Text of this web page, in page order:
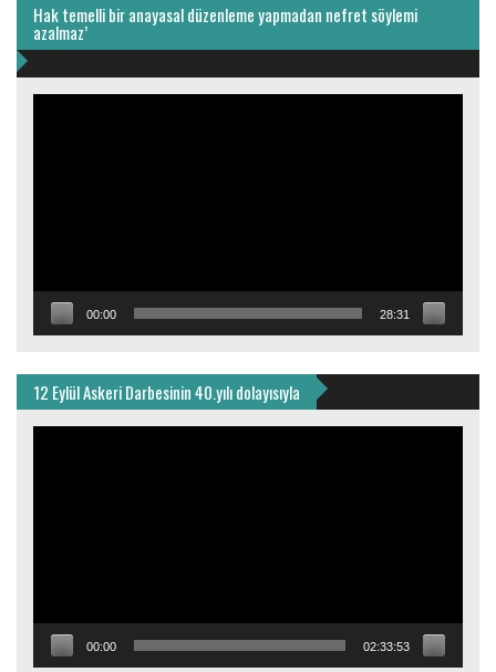
Hak temelli bir anayasal düzenleme yapmadan nefret söylemi
azalmaz’
00:00 28:31
12 Eylül Askeri Darbesinin 40.yılı dolayısıyla
00:00 02:33:53